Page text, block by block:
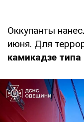
Оккупанты
июня. Для
камикадзе